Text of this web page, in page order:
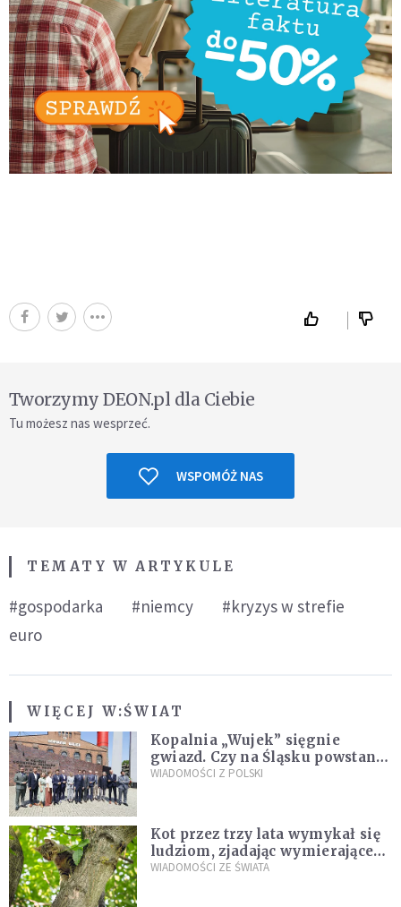
Tworzymy DEON.pl dla Ciebie
Tu możesz nas wesprzeć.
WSPOMÓŻ NAS
TEMATY W ARTYKULE
#gospodarka #niemcy
#kryzys w strefie
euro
WIĘCEJ W:ŚWIAT
Kopalnia „Wujek” sięgnie
gwiazd. Czy na Śląsku powstanie
„Dolina Krzemowa”?
WIADOMOŚCI Z POLSKI
Kot przez trzy lata wymykał się
ludziom, zjadając wymierające
kaczki. W końcu popełnił
WIADOMOŚCI ZE ŚWIATA